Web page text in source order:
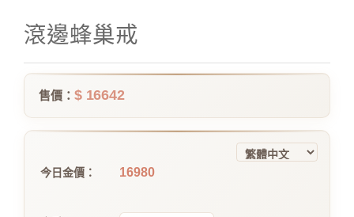
滾邊蜂巢戒
售價： $ 16642
今日金價： 16980